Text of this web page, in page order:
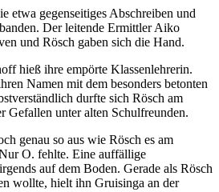
etwa gegenseitiges Abschreiben und
Der leitende Ermittler Aiko
und Rösch gaben sich die Hand.
hieß ihre empörte Klassenlehrerin.
Namen mit dem besonders betonten
durfte sich Rösch am
Gefallen unter alten Schulfreunden.
genau so aus wie Rösch es am
O. fehlte. Eine auffällige
auf dem Boden. Gerade als Rösch
wollte, hielt ihn Gruisinga an der